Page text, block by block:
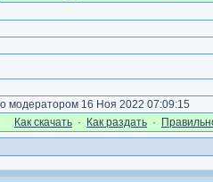
модератором 16 Ноя 2022 07:09:15
Как cкачать · Как раздать ·